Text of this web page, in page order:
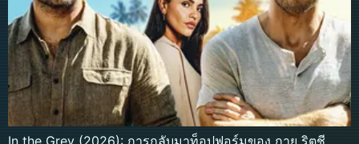
In the Grey (2026): การกลับมาท็อปฟอร์มของ กาย ริตชี